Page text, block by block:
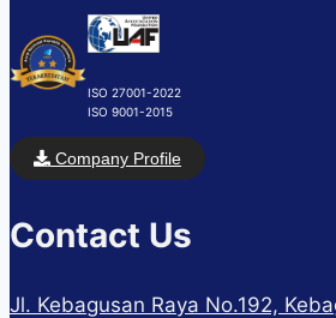
ISO 27001-2022
ISO 9001-2015
Company Profile
Contact Us
Jl. Kebagusan Raya No.192,